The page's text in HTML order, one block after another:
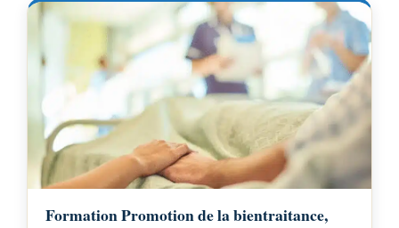
Formation Promotion de la bientraitance,